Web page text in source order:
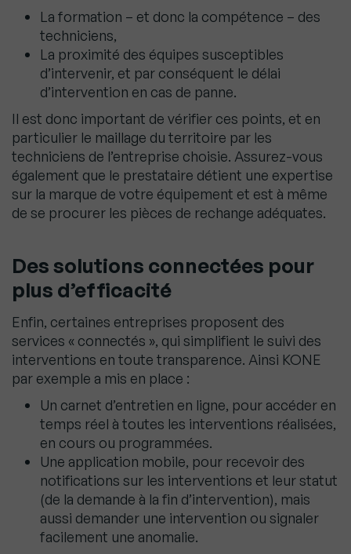
La formation – et donc la compétence – des
techniciens,
La proximité des équipes susceptibles
d’intervenir, et par conséquent le délai
d’intervention en cas de panne.
Il est donc important de vérifier ces points, et en
particulier le maillage du territoire par les
techniciens de l’entreprise choisie. Assurez-vous
également que le prestataire détient une expertise
sur la marque de votre équipement et est à même
de se procurer les pièces de rechange adéquates.
Des solutions connectées pour
plus d’efficacité
Enfin, certaines entreprises proposent des
services « connectés », qui simplifient le suivi des
interventions en toute transparence. Ainsi KONE
par exemple a mis en place :
Un carnet d’entretien en ligne, pour accéder en
temps réel à toutes les interventions réalisées,
en cours ou programmées.
Une application mobile, pour recevoir des
notifications sur les interventions et leur statut
(de la demande à la fin d’intervention), mais
aussi demander une intervention ou signaler
facilement une anomalie.